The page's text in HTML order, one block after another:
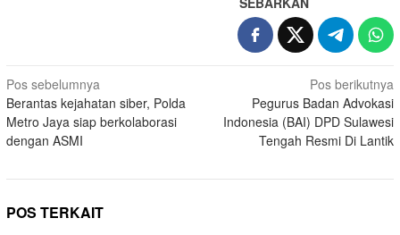
Navigasi
pos
Pos sebelumnya
Berantas kejahatan siber, Polda
Metro Jaya siap berkolaborasi
dengan ASMI
Pos berikutnya
Pegurus Badan Advokasi
Indonesia (BAI) DPD Sulawesi
Tengah Resmi Di Lantik
POS TERKAIT